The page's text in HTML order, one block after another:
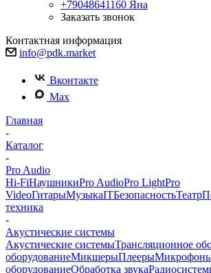
+79048641160 Яна
Заказать звонок
Контактная информация
info@pdk.market
Вконтакте
Max
Главная
-
Каталог
-
Pro Audio
Hi-FiНаушникиPro AudioPro LightPro
VideoГитарыМузыкаITБезопасностьТеатр
техника
-
Акустические системы
Акустические системыТрансляционное
оборудованиеМикшерыПлееры
оборудованиеОбработка звука